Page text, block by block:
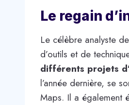
Le regain
Le célèbre analyste
d’outils et de
différents projets
l’année dernière, se
Maps. Il a également